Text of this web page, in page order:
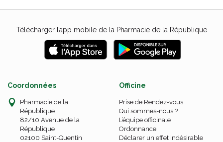
Télécharger l’app mobile de la Pharmacie de la République
Coordonnées
Pharmacie de la
République
82/10 Avenue de la
République
02100 Saint-Quentin
Officine
Prise de Rendez-vous
Qui sommes-nous ?
L’équipe officinale
Ordonnance
Déclarer un effet indésirable